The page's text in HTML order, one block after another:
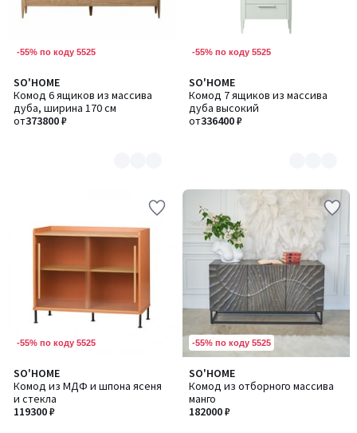
-55% по коду 5525
SO'HOME
Комод 6 ящиков из массива
дуба, ширина 170 см
от373800 ₽
Количество
цветов:
8
-55% по коду 5525
SO'HOME
Комод 7 ящиков из массива
дуба высокий
от336400 ₽
Количество
цветов:
8
-55% по коду 5525
SO'HOME
Комод из МДФ и шпона ясеня
и стекла
119300 ₽
-55% по коду 5525
SO'HOME
Комод из отборного массива
манго
182000 ₽
5
/
5
Количество
цветов:
2